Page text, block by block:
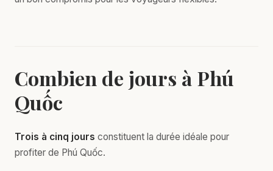
Combien de jours à Phú
Quốc
Trois à cinq jours constituent la durée idéale pour
profiter de Phú Quốc.